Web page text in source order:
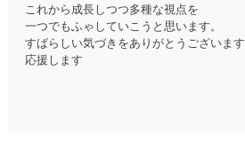
これから成長しつつ多種な視点を
一つでもふゃしていこうと思います。
すばらしい気づきをありがとうございます
応援します